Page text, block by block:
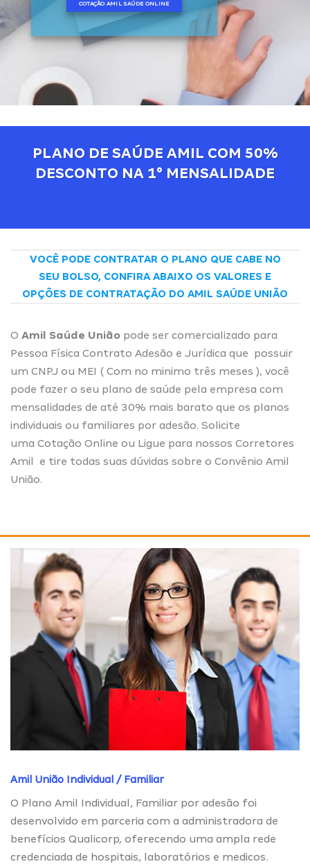
COTAÇÃO AMIL SAÚDE ONLINE
PLANO DE SAÚDE AMIL COM 50%
DESCONTO NA 1° MENSALIDADE
VOCÊ PODE CONTRATAR O PLANO QUE CABE NO
SEU BOLSO, CONFIRA ABAIXO OS VALORES E
OPÇÕES DE CONTRATAÇÃO DO AMIL SAÚDE UNIÃO
O Amil Saúde União pode ser comercializado para
Pessoa Física Contrato Adesão e Jurídica que possuir
um CNPJ ou MEI ( Com no minimo três meses ), você
pode fazer o seu plano de saúde pela empresa com
mensalidades de até 30% mais barato que os planos
individuais ou familiares por adesão. Solicite
uma Cotação Online ou Ligue para nossos Corretores
Amil
e tire todas suas dúvidas sobre o Convênio Amil
União.
Amil União Individual / Familiar
O Plano Amil Individual, Familiar por adesão foi
desenvolvido em parceria com a administradora de
benefícios Qualicorp, oferecendo uma ampla rede
credenciada de hospitais, laboratórios e medicos.